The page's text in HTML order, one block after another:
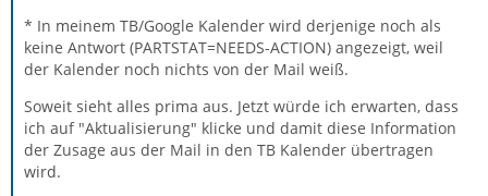
* In meinem TB/Google Kalender wird derjenige noch als
keine Antwort (PARTSTAT=NEEDS-ACTION) angezeigt, weil
der Kalender noch nichts von der Mail weiß.
Soweit sieht alles prima aus. Jetzt würde ich erwarten, dass
ich auf "Aktualisierung" klicke und damit diese Information
der Zusage aus der Mail in den TB Kalender übertragen
wird.